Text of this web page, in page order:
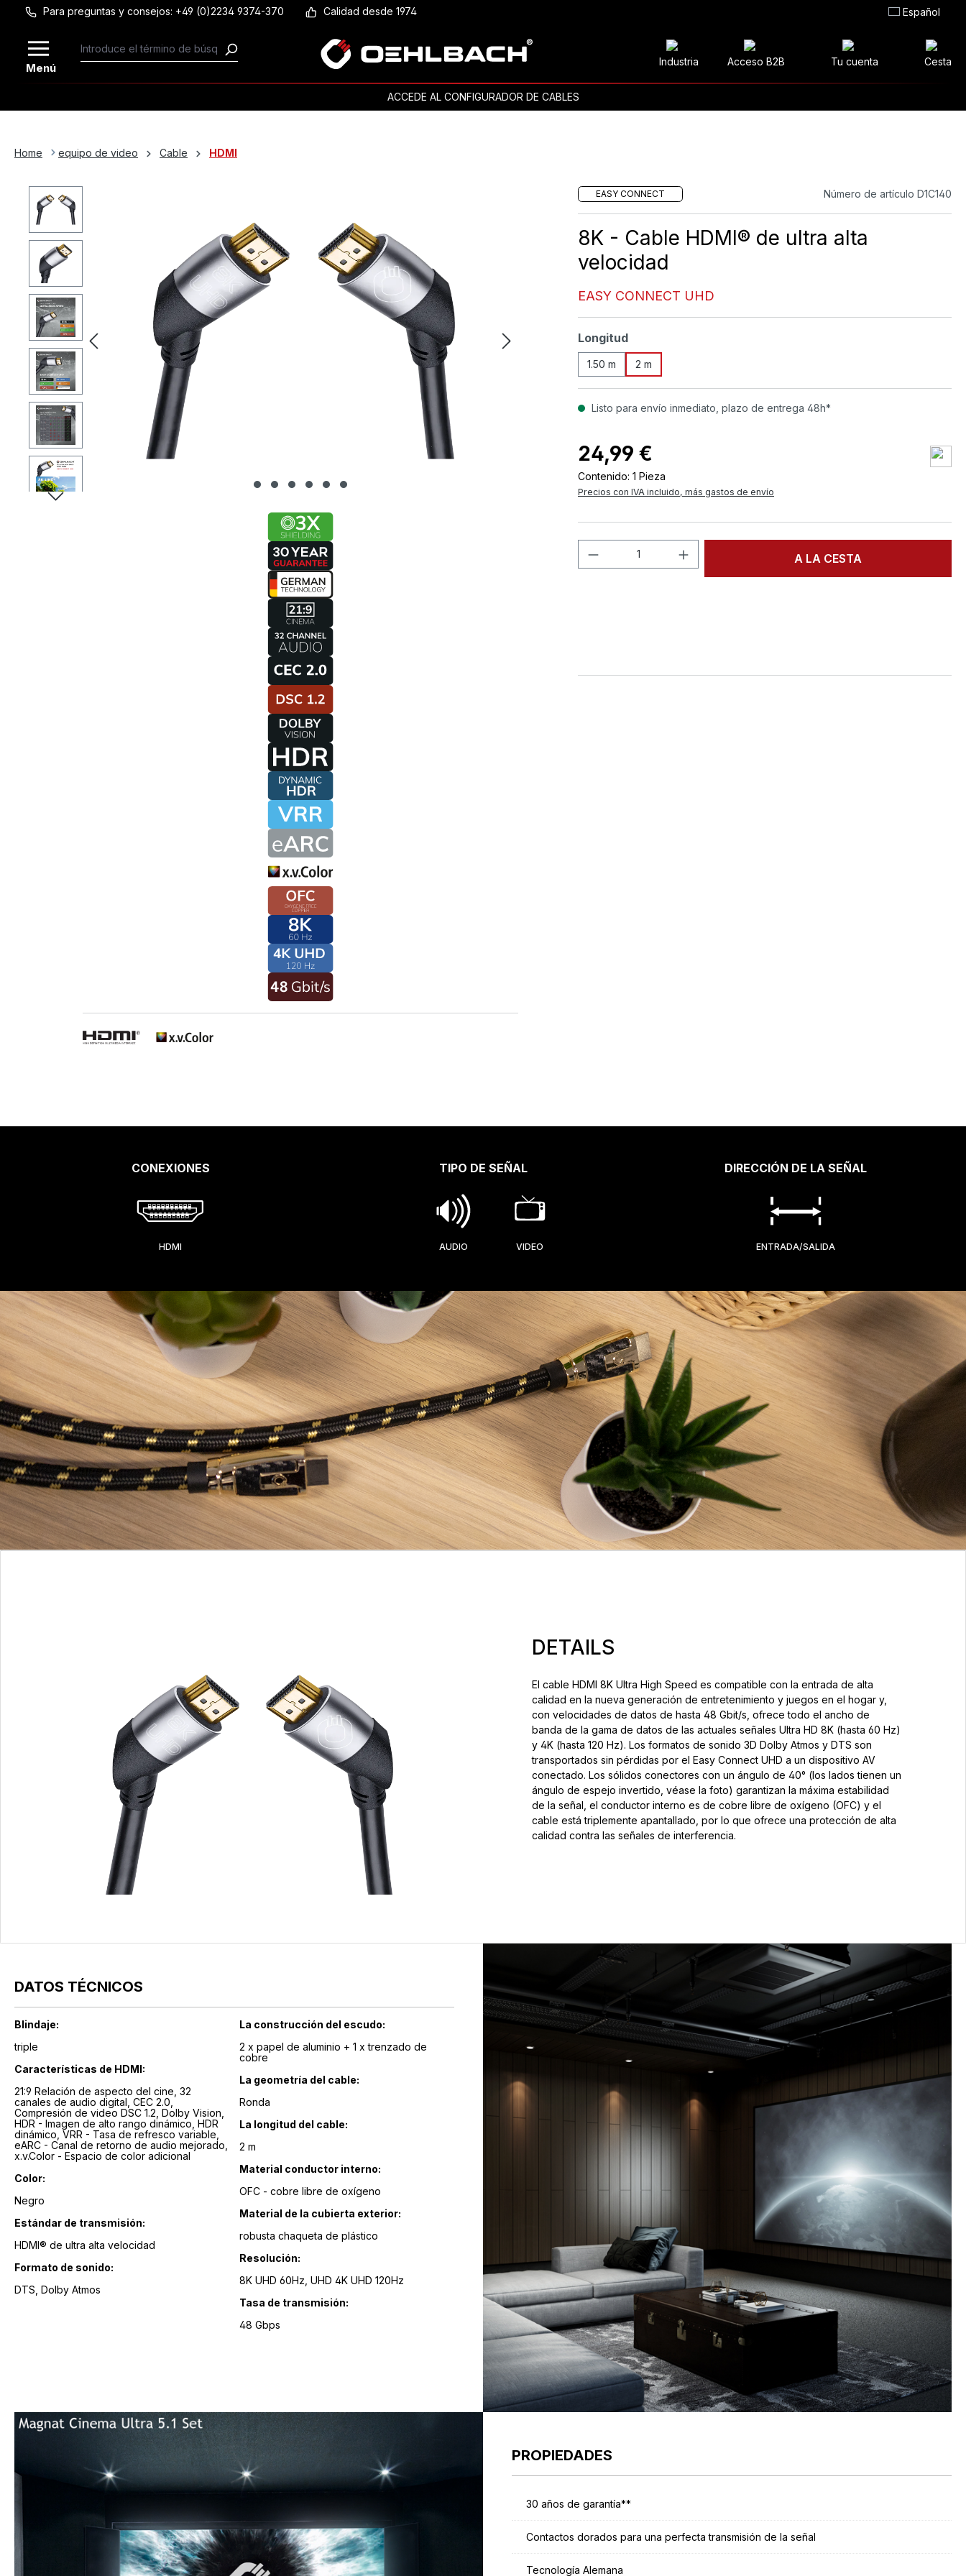
Saltar al contenido principal
Para preguntas y consejos: +49 (0)2234 9374-370 Calidad desde 1974 Español
Menú Industria Acceso B2B Tu cuenta Cesta
ACCEDE AL CONFIGURADOR DE CABLES
Home equipo de video Cable HDMI
EASY CONNECT Número de artículo D1C140
8K - Cable HDMI® de ultra alta
velocidad
EASY CONNECT UHD
Seleccione
Longitud
1.50 m 2 m
Listo para envío inmediato, plazo de entrega 48h*
24,99 €
Contenido: 1 Pieza
Precios con IVA incluido, más gastos de envío
Cantidad del producto: introduce la cantidad
A LA CESTA
CONEXIONES
HDMI
TIPO DE SEÑAL
AUDIO VIDEO
DIRECCIÓN DE LA SEÑAL
ENTRADA/SALIDA
DETAILS
El cable HDMI 8K Ultra High Speed es compatible con la entrada de alta
calidad en la nueva generación de entretenimiento y juegos en el hogar y,
con velocidades de datos de hasta 48 Gbit/s, ofrece todo el ancho de
banda de la gama de datos de las actuales señales Ultra HD 8K (hasta 60 Hz)
y 4K (hasta 120 Hz). Los formatos de sonido 3D Dolby Atmos y DTS son
transportados sin pérdidas por el Easy Connect UHD a un dispositivo AV
conectado. Los sólidos conectores con un ángulo de 40° (los lados tienen un
ángulo de espejo invertido, véase la foto) garantizan la máxima estabilidad
de la señal, el conductor interno es de cobre libre de oxígeno (OFC) y el
cable está triplemente apantallado, por lo que ofrece una protección de alta
calidad contra las señales de interferencia.
DATOS TÉCNICOS
Blindaje:
triple
Características de HDMI:
21:9 Relación de aspecto del cine, 32
canales de audio digital, CEC 2.0,
Compresión de video DSC 1.2, Dolby Vision,
HDR - Imagen de alto rango dinámico, HDR
dinámico, VRR - Tasa de refresco variable,
eARC - Canal de retorno de audio mejorado,
x.v.Color - Espacio de color adicional
Color:
Negro
Estándar de transmisión:
HDMI® de ultra alta velocidad
Formato de sonido:
DTS, Dolby Atmos
La construcción del escudo:
2 x papel de aluminio + 1 x trenzado de
cobre
La geometría del cable:
Ronda
La longitud del cable:
2 m
Material conductor interno:
OFC - cobre libre de oxígeno
Material de la cubierta exterior:
robusta chaqueta de plástico
Resolución:
8K UHD 60Hz, UHD 4K UHD 120Hz
Tasa de transmisión:
48 Gbps
PROPIEDADES
30 años de garantía**
Contactos dorados para una perfecta transmisión de la señal
Tecnología Alemana